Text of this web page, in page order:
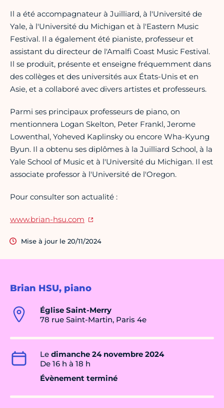
Brian HSU, piano
Église Saint-Merry
78 rue Saint-Martin, Paris 4e
Le dimanche 24 novembre 2024
De 16 h à 18 h
Évènement terminé
Il a été accompagnateur à Juilliard, à l'Université de
Yale, à l'Université du Michigan et à l'Eastern Music
Festival. Il a également été pianiste, professeur et
assistant du directeur de l'Amalfi Coast Music Festival.
Il se produit, présente et enseigne fréquemment dans
des collèges et des universités aux États-Unis et en
Asie, et a collaboré avec divers artistes et professeurs.
Parmi ses principaux professeurs de piano, on
mentionnera Logan Skelton, Peter Frankl, Jerome
Lowenthal, Yoheved Kaplinsky ou encore Wha-Kyung
Byun. Il a obtenu ses diplômes à la Juilliard School, à la
Yale School of Music et à l'Université du Michigan. Il est
associate professor à l'Université de l'Oregon.
Pour consulter son actualité :
www.brian-hsu.com
Mise à jour le 20/11/2024